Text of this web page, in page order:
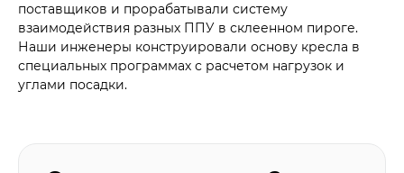
поставщиков и прорабатывали систему
взаимодействия разных ППУ в склеенном пироге.
Наши инженеры конструировали основу кресла в
специальных программах с расчетом нагрузок и
углами посадки.